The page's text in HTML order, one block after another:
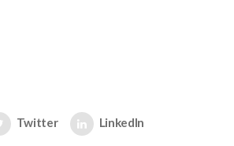
Twitter LinkedIn